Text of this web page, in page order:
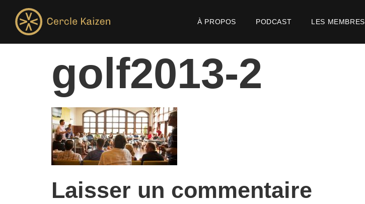
À PROPOS PODCAST LES MEMBRES
golf2013-2
Laisser un commentaire